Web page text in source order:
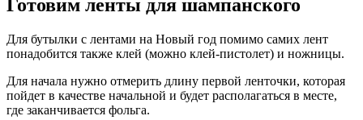
Готовим ленты для шампанского
Для бутылки с лентами на Новый год помимо самих лент
понадобится также клей (можно клей-пистолет) и ножницы.
Для начала нужно отмерить длину первой ленточки, которая
пойдет в качестве начальной и будет располагаться в месте,
где заканчивается фольга.